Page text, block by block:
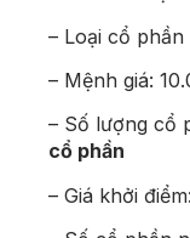
– Loại cổ
– Mệnh giá:
– Số lượng cổ
cổ phần
– Giá khởi điểm: